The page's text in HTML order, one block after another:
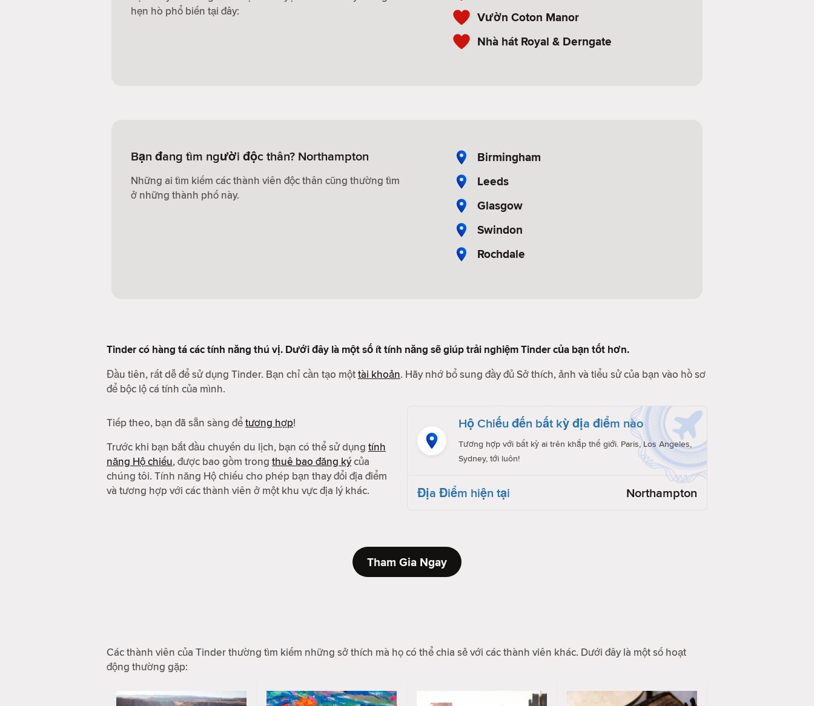
hẹn hò phổ biến tại đây:
Vườn Coton Manor
Nhà hát Royal & Derngate
Bạn đang tìm người độc thân? Northampton
Những ai tìm kiếm các thành viên độc thân cũng thường tìm
ở những thành phố này.
Birmingham
Leeds
Glasgow
Swindon
Rochdale
Tinder có hàng tá các tính năng thú vị. Dưới đây là một số ít tính năng sẽ giúp trải nghiệm Tinder của bạn tốt hơn.
Đầu tiên, rất dễ để sử dụng Tinder. Bạn chỉ cần tạo mộttài khoản. Hãy nhớ bổ sung đầy đủ Sở thích, ảnh và tiểu sử của bạn vào hồ sơ
để bộc lộ cá tính của mình.
Tiếp theo, bạn đã sẵn sàng đểtương hợp!
Trước khi bạn bắt đầu chuyến du lịch, bạn có thể sử dụng tính
năng Hộ chiếu, được bao gồm trong thuê bao đăng kýcủa
chúng tôi. Tính năng Hộ chiếu cho phép bạn thay đổi địa điểm
và tương hợp với các thành viên ở một khu vực địa lý khác.
Hộ Chiếu đến bất kỳ địa điểm nào
Tương hợp với bất kỳ ai trên khắp thế giới. Paris, Los Angeles,
Sydney, tới luôn!
Địa Điểm hiện tại Northampton
Tham Gia Ngay
Các thành viên của Tinder thường tìm kiếm những sở thích mà họ có thể chia sẻ với các thành viên khác. Dưới đây là một số hoạt
động thường gặp: